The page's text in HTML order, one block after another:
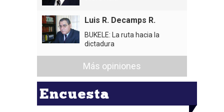
Luis R. Decamps R.
BUKELE: La ruta hacia la
dictadura
Más opiniones
Encuesta